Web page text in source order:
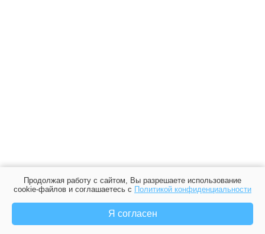
Продолжая работу с сайтом, Вы разрешаете использование
cookie-файлов и соглашаетесь с Политикой конфиденциальности
Я согласен